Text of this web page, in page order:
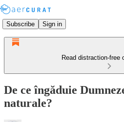
Subscribe Sign in
Read distraction-free
De ce îngăduie
naturale?